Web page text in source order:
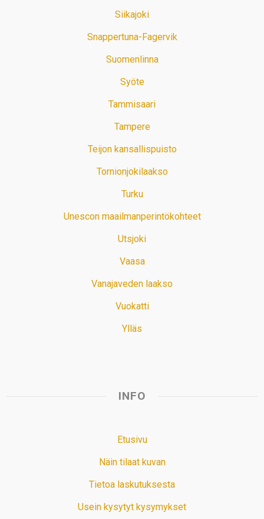
Siikajoki
Snappertuna-Fagervik
Suomenlinna
Syöte
Tammisaari
Tampere
Teijon kansallispuisto
Tornionjokilaakso
Turku
Unescon maailmanperintökohteet
Utsjoki
Vaasa
Vanajaveden laakso
Vuokatti
Ylläs
INFO
Etusivu
Näin tilaat kuvan
Tietoa laskutuksesta
Usein kysytyt kysymykset